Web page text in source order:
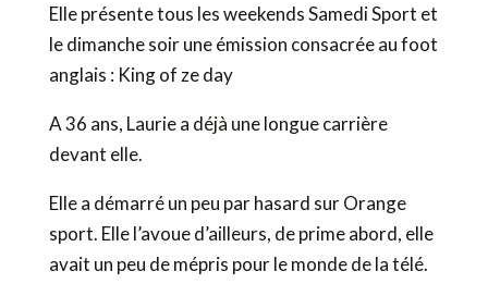
Elle présente tous les weekends Samedi Sport et
le dimanche soir une émission consacrée au foot
anglais : King of ze day
A 36 ans, Laurie a déjà une longue carrière
devant elle.
Elle a démarré un peu par hasard sur Orange
sport. Elle l’avoue d’ailleurs, de prime abord, elle
avait un peu de mépris pour le monde de la télé.